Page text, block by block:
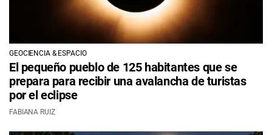
GEOCIENCIA & ESPACIO
El pequeño pueblo de 125 habitantes que se
prepara para recibir una avalancha de turistas
por el eclipse
FABIANA RUIZ